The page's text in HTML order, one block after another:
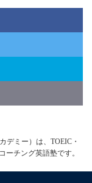
デミー）は、TOEIC・
ーチング英語塾です。